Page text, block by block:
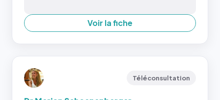
Voir la fiche
Téléconsultation